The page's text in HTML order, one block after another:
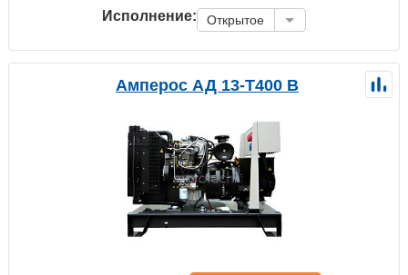
Исполнение: Открытое
Амперос АД 13-Т400 B